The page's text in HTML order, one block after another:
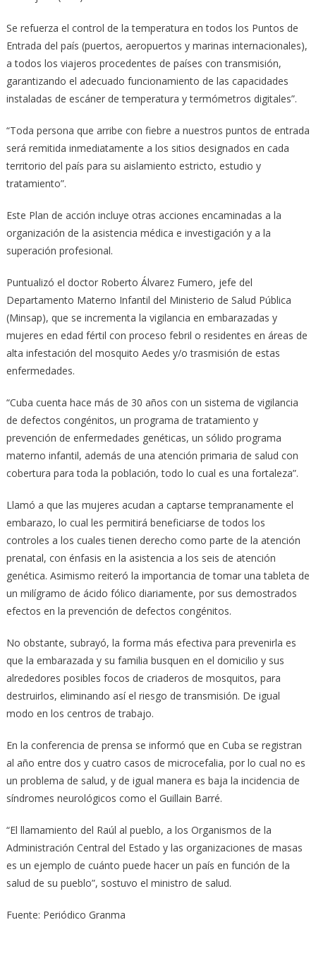
Se refuerza el control de la temperatura en todos los Puntos de
Entrada del país (puertos, aeropuertos y marinas internacionales),
a todos los viajeros procedentes de países con transmisión,
garantizando el adecuado funcionamiento de las capacidades
instaladas de escáner de temperatura y termómetros digitales”.
“Toda persona que arribe con fiebre a nuestros puntos de entrada
será remitida inmediatamente a los sitios designados en cada
territorio del país para su aislamiento estricto, estudio y
tratamiento”.
Este Plan de acción incluye otras acciones encaminadas a la
organización de la asistencia médica e investigación y a la
superación profesional.
Puntualizó el doctor Roberto Álvarez Fumero, jefe del
Departamento Materno Infantil del Ministerio de Salud Pública
(Minsap), que se incrementa la vigilancia en embarazadas y
mujeres en edad fértil con proceso febril o residentes en áreas de
alta infestación del mosquito Aedes y/o trasmisión de estas
enfermedades.
“Cuba cuenta hace más de 30 años con un sistema de vigilancia
de defectos congénitos, un programa de tratamiento y
prevención de enfermedades genéticas, un sólido programa
materno infantil, además de una atención primaria de salud con
cobertura para toda la población, todo lo cual es una fortaleza”.
Llamó a que las mujeres acudan a captarse tempranamente el
embarazo, lo cual les permitirá beneficiarse de todos los
controles a los cuales tienen derecho como parte de la atención
prenatal, con énfasis en la asistencia a los seis de atención
genética. Asimismo reiteró la importancia de tomar una tableta de
un milígramo de ácido fólico diariamente, por sus demostrados
efectos en la prevención de defectos congénitos.
No obstante, subrayó, la forma más efectiva para prevenirla es
que la embarazada y su familia busquen en el domicilio y sus
alrededores posibles focos de criaderos de mosquitos, para
destruirlos, eliminando así el riesgo de transmisión. De igual
modo en los centros de trabajo.
En la conferencia de prensa se informó que en Cuba se registran
al año entre dos y cuatro casos de microcefalia, por lo cual no es
un problema de salud, y de igual manera es baja la incidencia de
síndromes neurológicos como el Guillain Barré.
“El llamamiento del Raúl al pueblo, a los Organismos de la
Administración Central del Estado y las organizaciones de masas
es un ejemplo de cuánto puede hacer un país en función de la
salud de su pueblo”, sostuvo el ministro de salud.
Fuente: Periódico Granma